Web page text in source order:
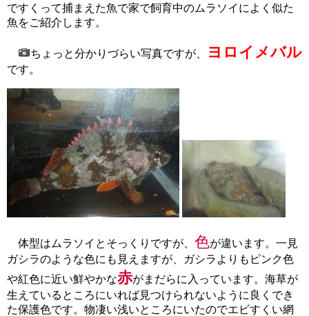
ですくって捕まえた魚で家で飼育中のムラソイによく似た
魚をご紹介します。
ちょっと分かりづらい写真ですが、 ヨロイメバル
です。
体型はムラソイとそっくりですが、 色が違います。一見
ガシラのような色にも見えますが、ガシラよりもピンク色
や紅色に近い鮮やかな赤がまだらに入っています。海草が
生えているところにいれば見つけられないように良くでき
た保護色です。物凄い浅いところにいたのでエビすくい網